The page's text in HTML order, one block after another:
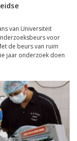
van Universiteit
voor
de beurs van ruim
jaar onderzoek doen